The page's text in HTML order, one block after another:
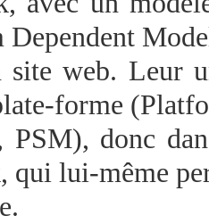
site web. Leur
forme
PSM), donc
qui lui-même